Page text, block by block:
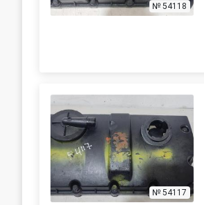
№ 54118
№ 54117